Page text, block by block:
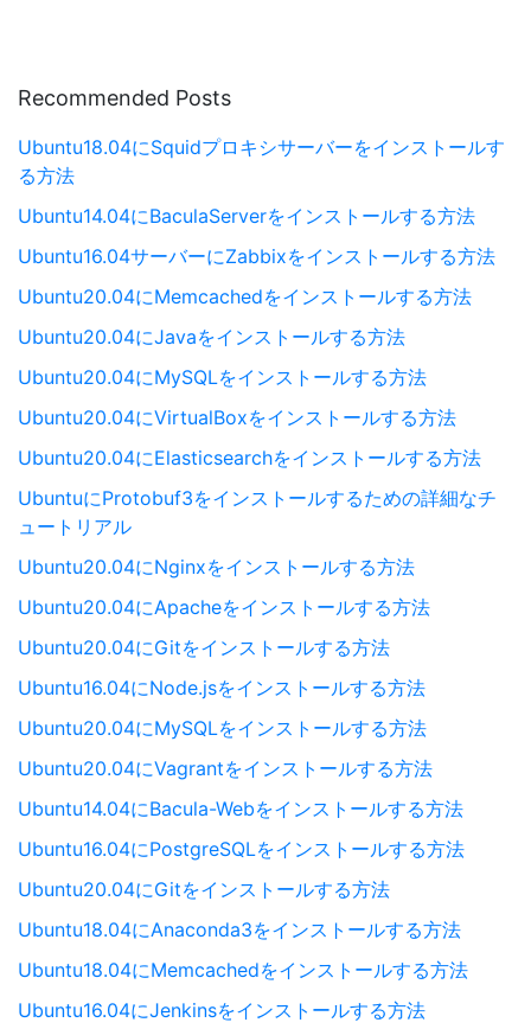
Recommended Posts
Ubuntu18.04にSquidプロキシサーバーをインストールす
る方法
Ubuntu14.04にBaculaServerをインストールする方法
Ubuntu16.04サーバーにZabbixをインストールする方法
Ubuntu20.04にMemcachedをインストールする方法
Ubuntu20.04にJavaをインストールする方法
Ubuntu20.04にMySQLをインストールする方法
Ubuntu20.04にVirtualBoxをインストールする方法
Ubuntu20.04にElasticsearchをインストールする方法
UbuntuにProtobuf3をインストールするための詳細なチ
ュートリアル
Ubuntu20.04にNginxをインストールする方法
Ubuntu20.04にApacheをインストールする方法
Ubuntu20.04にGitをインストールする方法
Ubuntu16.04にNode.jsをインストールする方法
Ubuntu20.04にMySQLをインストールする方法
Ubuntu20.04にVagrantをインストールする方法
Ubuntu14.04にBacula-Webをインストールする方法
Ubuntu16.04にPostgreSQLをインストールする方法
Ubuntu20.04にGitをインストールする方法
Ubuntu18.04にAnaconda3をインストールする方法
Ubuntu18.04にMemcachedをインストールする方法
Ubuntu16.04にJenkinsをインストールする方法